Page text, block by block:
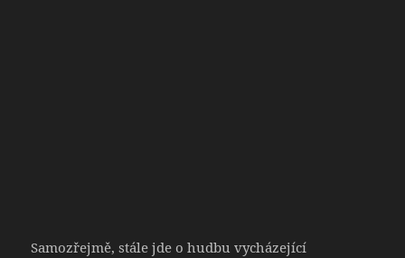
Samozřejmě, stále jde o hudbu vycházející